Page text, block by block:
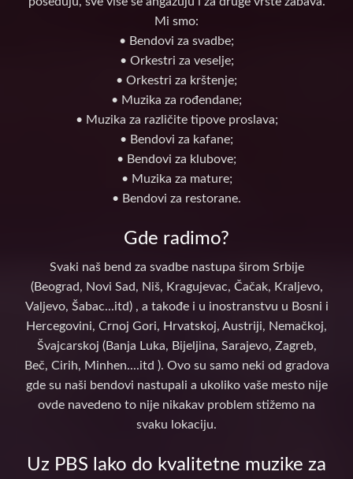
Mi smo:
• Bendovi za svadbe;
• Orkestri za veselje;
• Orkestri za krštenje;
• Muzika za rođendane;
• Muzika za različite tipove proslava;
• Bendovi za kafane;
• Bendovi za klubove;
• Muzika za mature;
• Bendovi za restorane.
Gde radimo?
Svaki naš bend za svadbe nastupa širom Srbije
(Beograd, Novi Sad, Niš, Kragujevac, Čačak, Kraljevo,
Valjevo, Šabac...itd) , a takođe i u inostranstvu u Bosni i
Hercegovini, Crnoj Gori, Hrvatskoj, Austriji, Nemačkoj,
Švajcarskoj (Banja Luka, Bijeljina, Sarajevo, Zagreb,
Beč, Cirih, Minhen....itd ). Ovo su samo neki od gradova
gde su naši bendovi nastupali a ukoliko vaše mesto nije
ovde navedeno to nije nikakav problem stižemo na
svaku lokaciju.
Uz PBS lako do kvalitetne muzike za